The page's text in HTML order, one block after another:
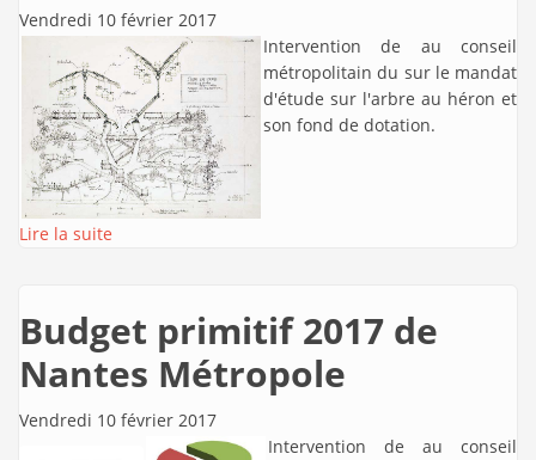
Vendredi 10 février 2017
Intervention de au conseil
métropolitain du sur le mandat
d'étude sur l'arbre au héron et
son fond de dotation.
Lire la suite
Budget primitif 2017 de
Nantes Métropole
Vendredi 10 février 2017
Intervention de au conseil